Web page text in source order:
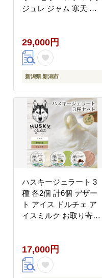
ジュレ ジャム 寒天 手
29,000円
新潟県 新潟市
ハスキージェラート 3
種 各2個 計6個 デザー
ト アイス ドルチェ ア
イスミルク お取り寄せ
メ ロストアンドファウ
ンド 新潟県 新潟市
17,000円